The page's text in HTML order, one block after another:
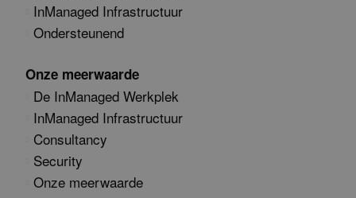
InManaged Infrastructuur
Ondersteunend
Onze meerwaarde
De InManaged Werkplek
InManaged Infrastructuur
Consultancy
Security
Onze meerwaarde